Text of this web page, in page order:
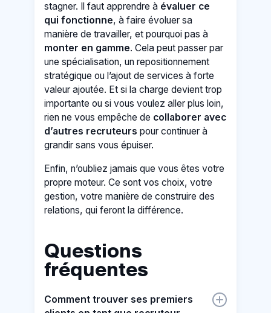
stagner. Il faut apprendre à évaluer ce
qui fonctionne, à faire évoluer sa
manière de travailler, et pourquoi pas à
monter en gamme. Cela peut passer par
une spécialisation, un repositionnement
stratégique ou l’ajout de services à forte
valeur ajoutée. Et si la charge devient trop
importante ou si vous voulez aller plus loin,
rien ne vous empêche de collaborer avec
d’autres recruteurs pour continuer à
grandir sans vous épuiser.
Enfin, n’oubliez jamais que vous êtes votre
propre moteur. Ce sont vos choix, votre
gestion, votre manière de construire des
relations, qui feront la différence.
Questions
fréquentes
Comment trouver ses premiers